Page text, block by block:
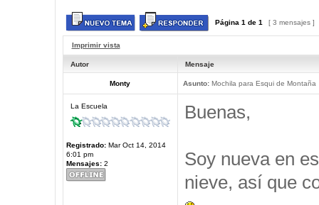
Página 1 de 1 [ 3 mensajes ]
Imprimir vista
Autor Mensaje
Monty Asunto:Mochila para Esqui de Montaña
La Escuela
Registrado:Mar Oct 14, 2014
6:01 pm
Mensajes:2
Buenas,
Soy nueva en
nieve, así que